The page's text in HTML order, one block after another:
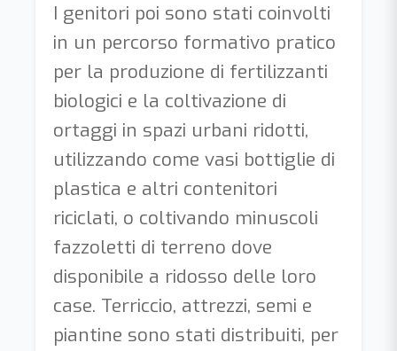
I genitori poi sono stati coinvolti
in un percorso formativo pratico
per la produzione di fertilizzanti
biologici e la coltivazione di
ortaggi in spazi urbani ridotti,
utilizzando come vasi bottiglie di
plastica e altri contenitori
riciclati, o coltivando minuscoli
fazzoletti di terreno dove
disponibile a ridosso delle loro
case. Terriccio, attrezzi, semi e
piantine sono stati distribuiti, per